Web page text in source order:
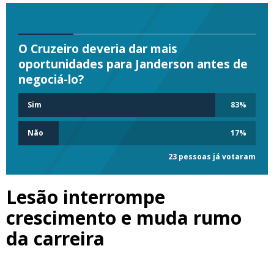
O Cruzeiro deveria dar mais
oportunidades para Janderson antes de
negociá-lo?
Sim 83%
Não 17%
23 pessoas já votaram
Lesão interrompe
crescimento e muda rumo
da carreira